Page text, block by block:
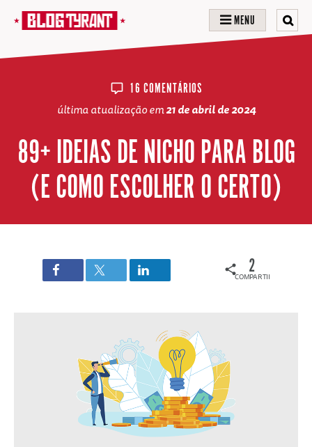
MENU
16 COMENTÁRIOS
última atualização em21 de abril de 2024
89+ IDEIAS DE NICHO PARA BLOG
(E COMO ESCOLHER O CERTO)
COMPARTILHAMENTOS
2